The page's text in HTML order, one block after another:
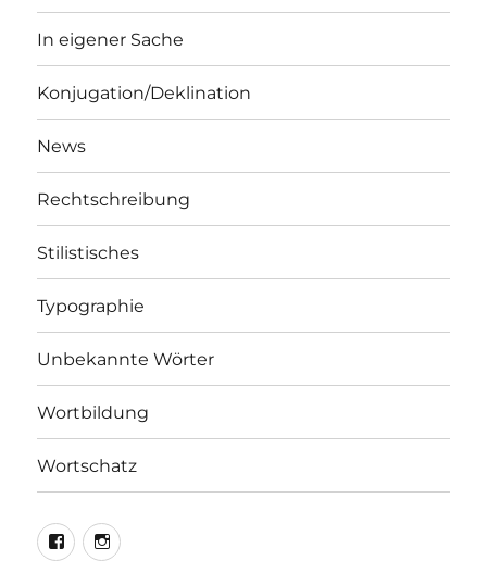
In eigener Sache
Konjugation/Deklination
News
Rechtschreibung
Stilistisches
Typographie
Unbekannte Wörter
Wortbildung
Wortschatz
LEO@Facebook
LEO@Instagram